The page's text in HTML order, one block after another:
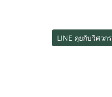
LINE คุยกับวิศวกร